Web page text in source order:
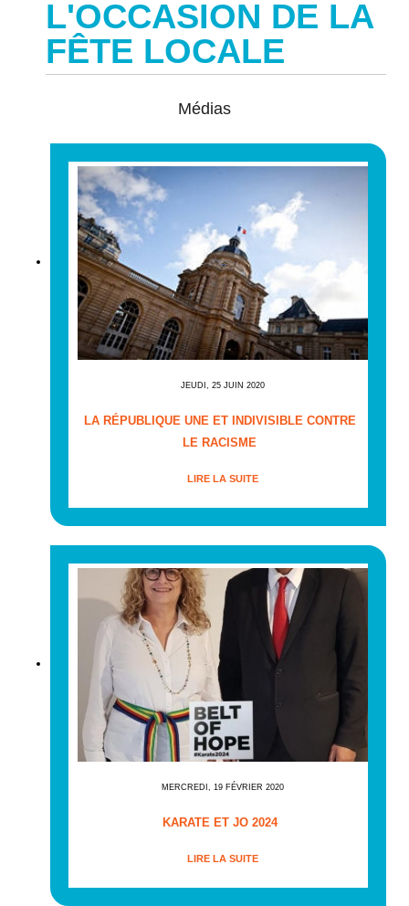
L'OCCASION DE LA
FÊTE LOCALE
Médias
JEUDI, 25 JUIN 2020
LA RÉPUBLIQUE UNE ET INDIVISIBLE CONTRE
LE RACISME
LIRE LA SUITE
MERCREDI, 19 FÉVRIER 2020
KARATE ET JO 2024
LIRE LA SUITE